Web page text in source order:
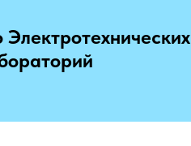
Электротехнических